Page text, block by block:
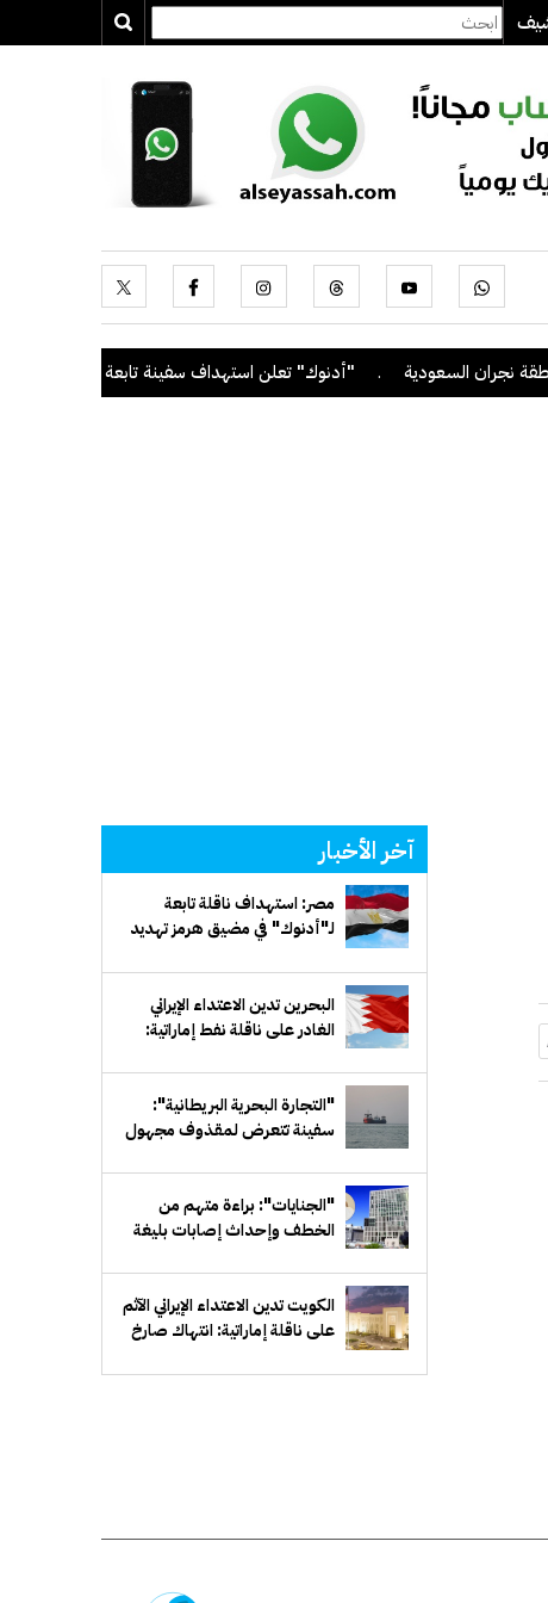
السعودية . "أدنوك" تعلن استهداف سفينة تابعة لها بصاروخ أثناء
آخر الأخبار
مصر: استهداف ناقلة تابعة
لـ"أدنوك" في مضيق هرمز تهديد
البحرين تدين الاعتداء الإيراني
الغادر على ناقلة نفط إماراتية:
"التجارة البحرية البريطانية":
سفينة تتعرض لمقذوف مجهول
"الجنايات": براءة متهم من
الخطف وإحداث إصابات بليغة
الكويت تدين الاعتداء الإيراني الآثم
على ناقلة إماراتية: انتهاك صارخ